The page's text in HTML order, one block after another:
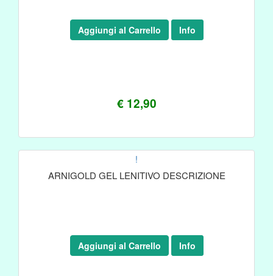
€ 12,90
Aggiungi al Carrello Info
!
ARNIGOLD GEL LENITIVO DESCRIZIONE
Aggiungi al Carrello Info